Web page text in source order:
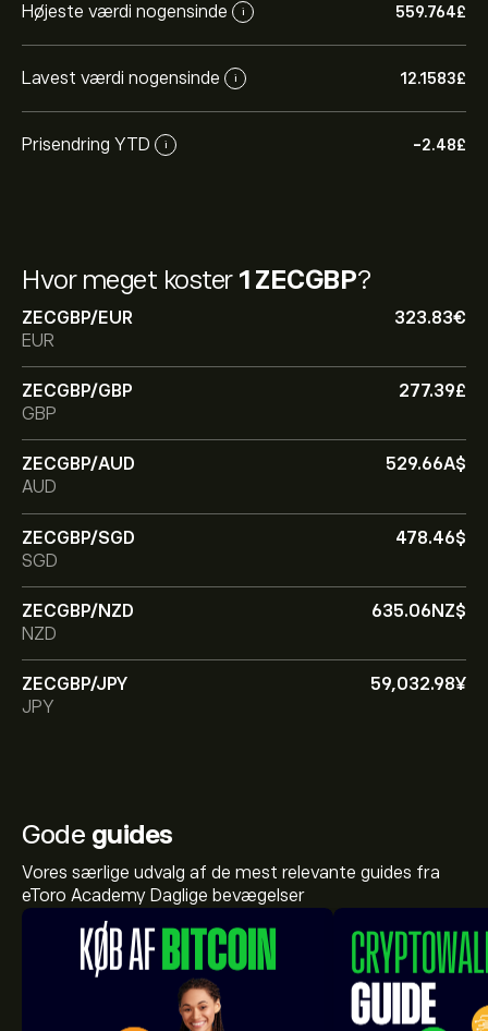
Hvor meget koster 1 ZECGBP?
ZECGBP/EUR
323.83‎€‎
EUR
ZECGBP/GBP
277.39‎£‎
GBP
ZECGBP/AUD
529.66‎A$‎
AUD
ZECGBP/SGD
478.46‎$‎
SGD
ZECGBP/NZD
635.06‎NZ$‎
NZD
ZECGBP/JPY
59,032.98‎¥‎
JPY
Højeste værdi nogensinde i 559.764‎£‎
Lavest værdi nogensinde i 12.1583‎£‎
Prisendring YTD i -2.48‎£‎
Gode guides
Vores særlige udvalg af de mest relevante guides fra
eToro Academy Daglige bevægelser